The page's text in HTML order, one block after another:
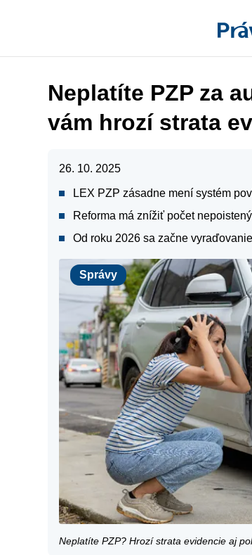
Neplatíte PZP za
vám hrozí strata
26. 10. 2025
LEX PZP zásadne mení systém
Reforma má znížiť počet
Od roku 2026 sa začne
Správy
Správy
Neplatíte PZP? Hrozí strata evidencie aj